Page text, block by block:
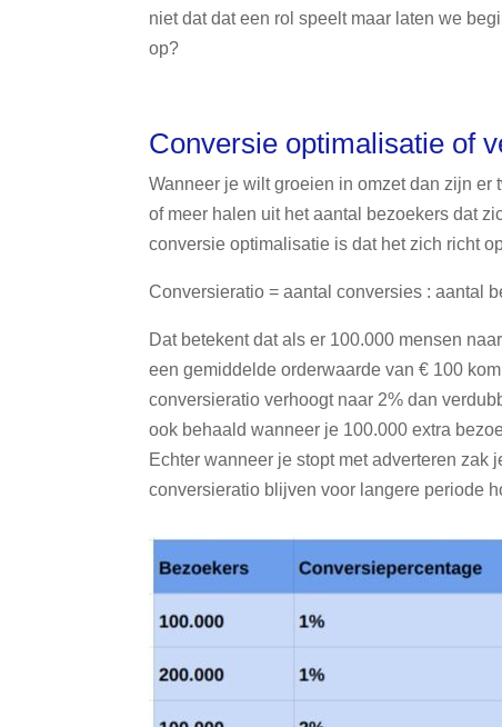
niet dat dat een rol speelt maar laten we
op?
Conversie optimalisatie of
Wanneer je wilt groeien in omzet dan zijn er
of meer halen uit het aantal bezoekers dat
conversie optimalisatie is dat het zich richt
Conversieratio = aantal conversies : aantal
Dat betekent dat als er 100.000 mensen
een gemiddelde orderwaarde van € 100
conversieratio verhoogt naar 2% dan
ook behaald wanneer je 100.000 extra
Echter wanneer je stopt met adverteren zak
conversieratio blijven voor langere periode